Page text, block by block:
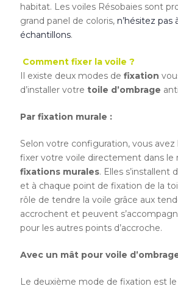
habitat. Les voiles Résobaies sont
grand panel de coloris, n’hésitez pas
échantillons.
Comment fixer la voile ?
Il existe deux modes de fixation
d’installer votre toile d’ombrage
Par fixation murale :
Selon votre configuration, vous avez
fixer votre voile directement dans le
fixations murales. Elles s’installent
et à chaque point de fixation de la
rôle de tendre la voile grâce aux
accrochent et peuvent
pour les autres points d’accroche.
Avec un mât pour voile
Le deuxième mode de fixation est le